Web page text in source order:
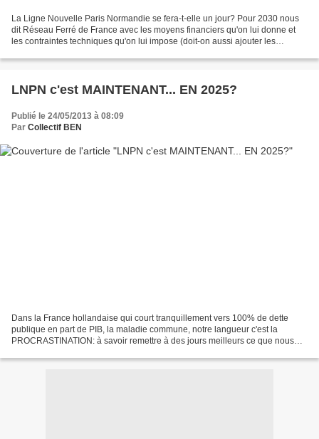
La Ligne Nouvelle Paris Normandie se fera-t-elle un jour? Pour 2030 nous
dit Réseau Ferré de France avec les moyens financiers qu'on lui donne et
les contraintes techniques qu'on lui impose (doit-on aussi ajouter les
LNPN c'est MAINTENANT... EN 2025?
Publié le 24/05/2013 à 08:09
Par Collectif BEN
Dans la France hollandaise qui court tranquillement vers 100% de dette
publique en part de PIB, la maladie commune, notre langueur c'est la
PROCRASTINATION: à savoir remettre à des jours meilleurs ce que nous